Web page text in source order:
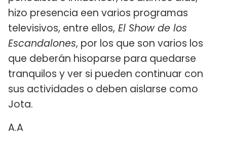
hizo presencia een varios programas
televisivos, entre ellos, El Show de los
Escandalones, por los que son varios los
que deberán hisoparse para quedarse
tranquilos y ver si pueden continuar con
sus actividades o deben aislarse como
Jota.
A.A